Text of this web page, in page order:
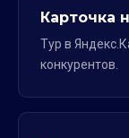
Карточка
Тур в
конкурентов.